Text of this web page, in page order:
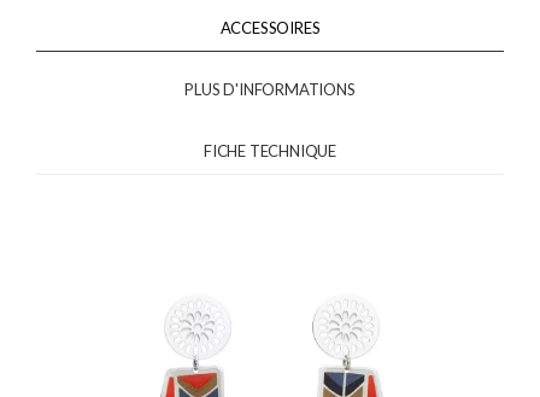
ACCESSOIRES
PLUS D'INFORMATIONS
FICHE TECHNIQUE